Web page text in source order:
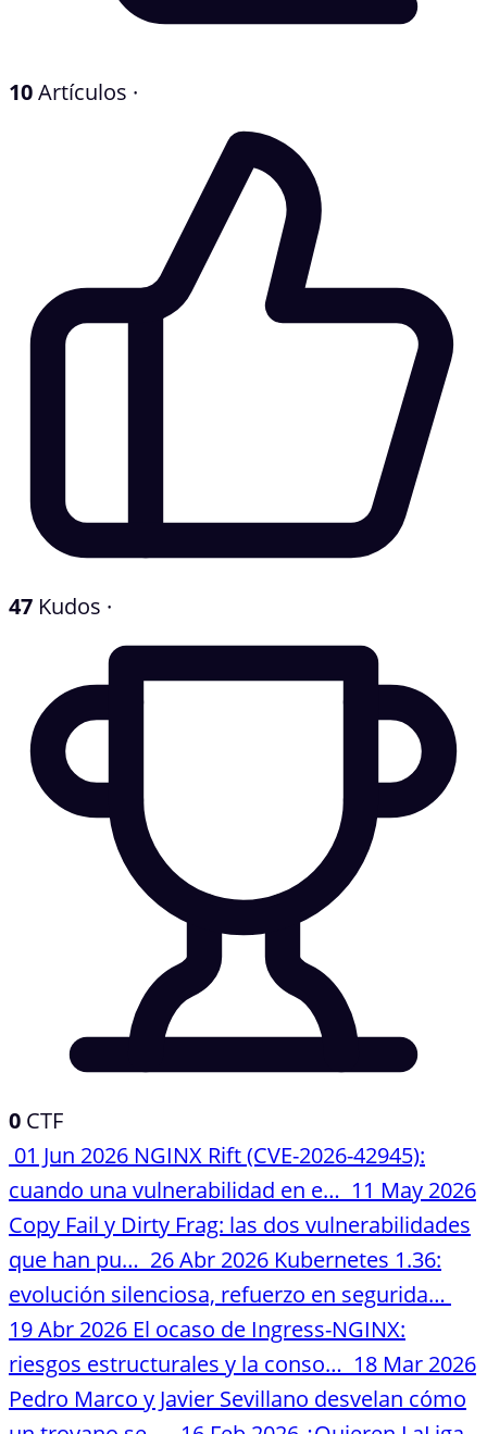
10Artículos ·
47 Kudos ·
0 CTF
01 Jun 2026 NGINX Rift (CVE-2026-42945):
cuando una vulnerabilidad en e… 11 May 2026
Copy Fail y Dirty Frag: las dos vulnerabilidades
que han pu… 26 Abr 2026 Kubernetes 1.36:
evolución silenciosa, refuerzo en segurida…
19 Abr 2026 El ocaso de Ingress-NGINX:
riesgos estructurales y la conso… 18 Mar 2026
Pedro Marco y Javier Sevillano desvelan cómo